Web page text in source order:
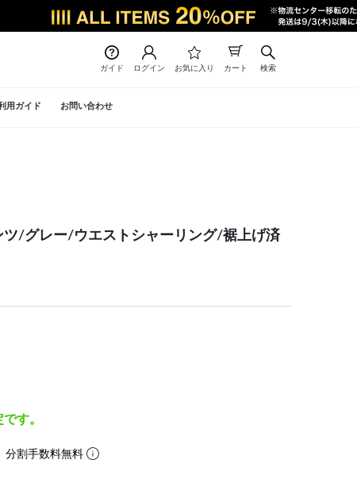
ガイド ログイン お気に入り カート 検索
用ガイド お問い合わせ
ツ/グレー/ウエストシャーリング/裾上げ済
す。
分割手数料無料